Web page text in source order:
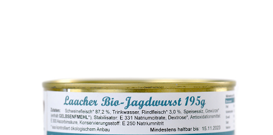
WISSEN wo´s herkommt!